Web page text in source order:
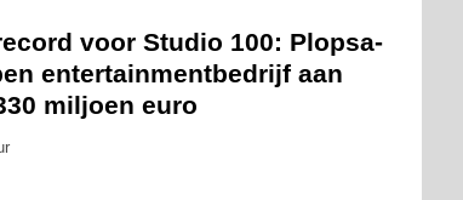
voor Studio 100: Plopsa-
entertainmentbedrijf aan
miljoen euro